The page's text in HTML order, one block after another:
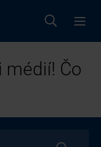
médií! Čo